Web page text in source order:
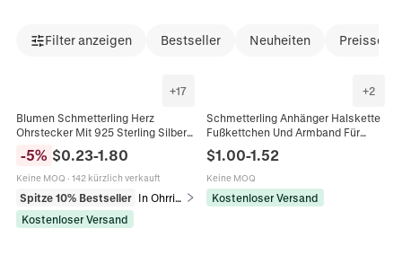
Filter anzeigen Bestseller Neuheiten
+17
Blumen Schmetterling Herz
Ohrstecker Mit 925 Sterling Silber
Ohrringpfosten Legierung
Künstliche Perle Rhinestone Floral
Schmuck Damen
-5% $0.23-1.80
Keine MOQ · 142 kürzlich verkauft
Spitze 10% Bestseller
In Ohrringe
Kostenloser Versand
+2
Schmetterling Anhänger Halskette
Fußkettchen Und Armband Für
Damen Zirkonia Eingelegt
Legierung Schmuck Für Party Alltag
Mode Geschenk
$1.00-1.52
Keine MOQ
Kostenloser Versand